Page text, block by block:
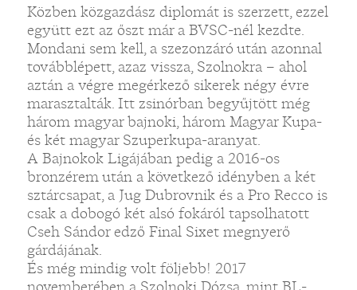
Közben közgazdász diplomát is szerzett, ezzel
együtt ezt az őszt már a BVSC-nél kezdte.
Mondani sem kell, a szezonzáró után azonnal
továbblépett, azaz vissza, Szolnokra – ahol
aztán a végre megérkező sikerek négy évre
marasztalták. Itt zsinórban begyűjtött még
három magyar bajnoki, három Magyar Kupa-
és két magyar Szuperkupa-aranyat.
A Bajnokok Ligájában pedig a 2016-os
bronzérem után a következő idényben a két
sztárcsapat, a Jug Dubrovnik és a Pro Recco is
csak a dobogó két alsó fokáról tapsolhatott
Cseh Sándor edző Final Sixet megnyerő
gárdájának.
És még mindig volt följebb! 2017